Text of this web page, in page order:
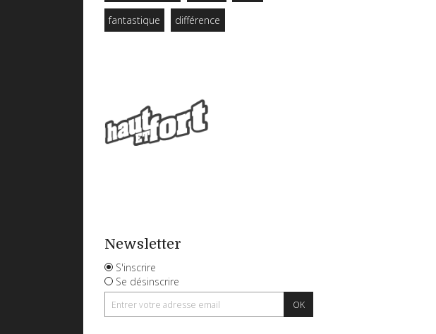
fantastique différence
Newsletter
S'inscrire
Se désinscrire